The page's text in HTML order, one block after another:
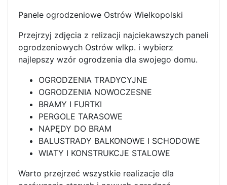
Panele ogrodzeniowe Ostrów Wielkopolski
Przejrzyj zdjęcia z relizacji najciekawszych paneli
ogrodzeniowych Ostrów wlkp. i wybierz
najlepszy wzór ogrodzenia dla swojego domu.
OGRODZENIA TRADYCYJNE
OGRODZENIA NOWOCZESNE
BRAMY I FURTKI
PERGOLE TARASOWE
NAPĘDY DO BRAM
BALUSTRADY BALKONOWE I SCHODOWE
WIATY I KONSTRUKCJE STALOWE
Warto przejrzeć wszystkie realizacje dla